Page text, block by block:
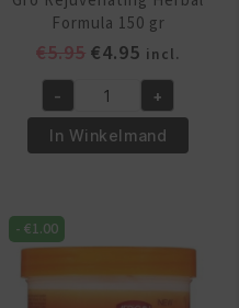
Formula 150 gr
€5.95
was:
€5.95.
€4.95 Huidige
prijs
is:
€4.95.
incl.
African
Pride
Magical
Rejuvenating
Herbal
150
- +
In Winkelmand
-€1.00